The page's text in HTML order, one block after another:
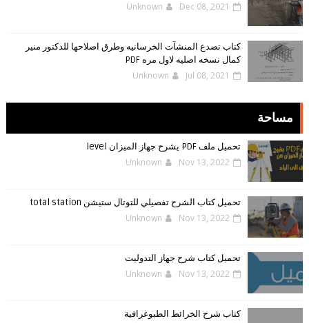
Unknown Dec 08, 2021
كتاب تصدع المنشآت الخرسانيه وطرق اصلاحها للدكتور منير
كمال نسخه اصليه لاول مره PDF
Unknown Jul 08, 2021
مساحة
تحميل ملف PDF يشرح جهاز الميزان level
Unknown Nov 13, 2022
تحميل كتاب الشرح تفصيلي للتوتال ستيشن total station
Unknown Nov 13, 2022
تحميل كتاب شرح جهاز التدوليت
Unknown Nov 13, 2022
كتاب شرح الخرائط الطبوغرافية